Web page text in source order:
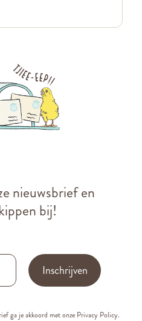
nieuwsbrief en
bij!
Inschrijven
ga je akkoord met onze Privacy Policy.